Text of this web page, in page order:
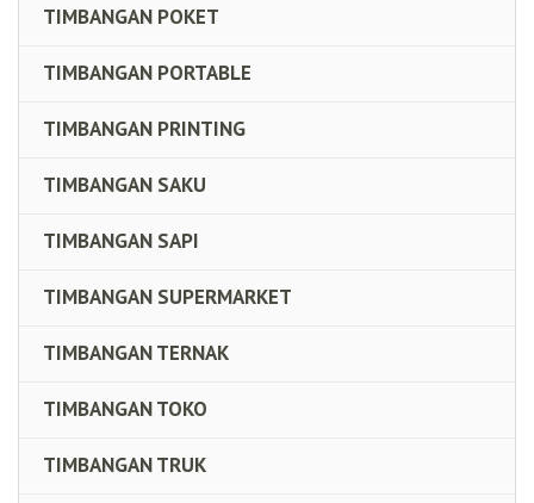
TIMBANGAN POKET
TIMBANGAN PORTABLE
TIMBANGAN PRINTING
TIMBANGAN SAKU
TIMBANGAN SAPI
TIMBANGAN SUPERMARKET
TIMBANGAN TERNAK
TIMBANGAN TOKO
TIMBANGAN TRUK